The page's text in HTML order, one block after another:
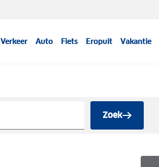
Verkeer Auto Fiets Eropuit Vakantie
Zoek